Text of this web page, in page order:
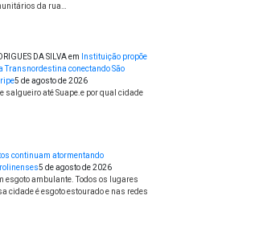
da rua…
DA SILVAem
Instituição propõe
Transnordestina conectando São
5 de agosto de 2026
salgueiro até Suape.e por qual cidade
continuam atormentando
5 de agosto de 2026
esgoto ambulante. Todos os lugares
cidade é esgoto estourado e nas redes